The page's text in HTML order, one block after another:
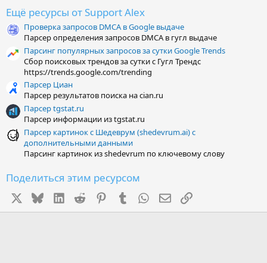
ё
з
д
Ещё ресурсы от Support Alex
Проверка запросов DMCA в Google выдаче
Парсер определения запросов DMCA в гугл выдаче
Парсинг популярных запросов за сутки Google Trends
Сбор поисковых трендов за сутки с Гугл Трендс
https://trends.google.com/trending
Парсер Циан
Парсер результатов поиска на cian.ru
Парсер tgstat.ru
Парсер информации из tgstat.ru
Парсер картинок с Шедеврум (shedevrum.ai) с
дополнительными данными
Парсинг картинок из shedevrum по ключевому слову
Поделиться этим ресурсом
BlueskyLinkedIn
Reddit PinterestTumblr WhatsApp
Электронная почта
Ссылка